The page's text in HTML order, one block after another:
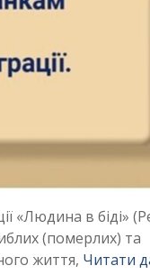
«Людина в біді»
(померлих) та
життя, Читати